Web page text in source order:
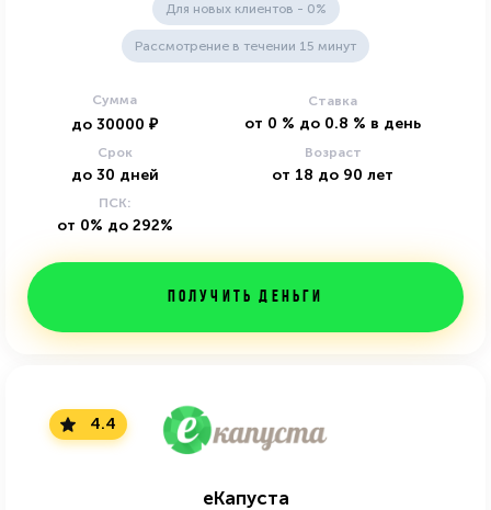
Для новых клиентов - 0%
Рассмотрение в течении 15 минут
Сумма
до 30000 ₽
Ставка
от 0 % до 0.8 % в день
Срок
до 30 дней
Возраст
от 18 до 90 лет
ПСК:
от 0% до 292%
Получить деньги
4.4
еКапуста